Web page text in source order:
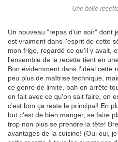
Une belle
Un nouveau "repas d'un soir" dont
est vraiment dans l'esprit de cette
mon frigo, regardé ce qu'il y avait,
l'ensemble de la recette tient en
Bon évidemment dans l'idéal cette
peu plus de maîtrise technique,
ce genre de limite, bah on arrête
on fait avec ce qu'on sait faire, on
c'est bon ça reste le principal! En
but c'est de bien manger, se faire
trop non plus se prendre la tête!
avantages de la cuisine! (Oui oui,